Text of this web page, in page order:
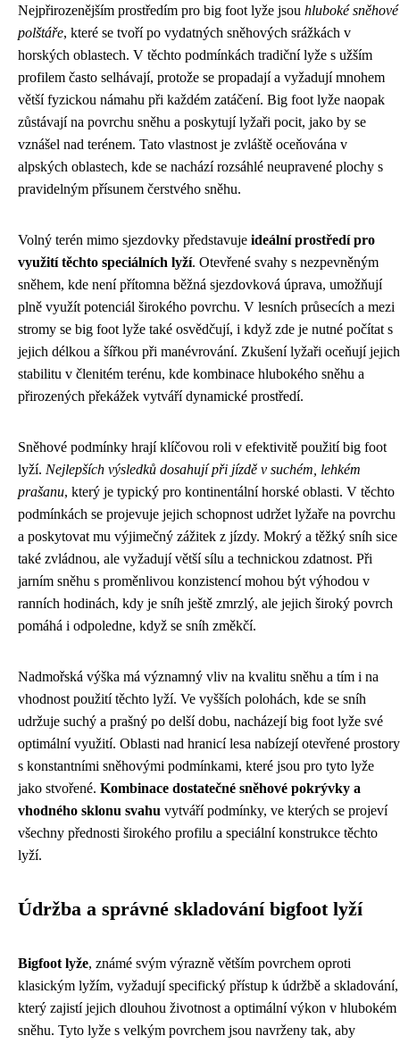
Nejpřirozenějším prostředím pro big foot lyže jsou hluboké sněhové
polštáře, které se tvoří po vydatných sněhových srážkách v
horských oblastech. V těchto podmínkách tradiční lyže s užším
profilem často selhávají, protože se propadají a vyžadují mnohem
větší fyzickou námahu při každém zatáčení. Big foot lyže naopak
zůstávají na povrchu sněhu a poskytují lyžaři pocit, jako by se
vznášel nad terénem. Tato vlastnost je zvláště oceňována v
alpských oblastech, kde se nachází rozsáhlé neupravené plochy s
pravidelným přísunem čerstvého sněhu.
Volný terén mimo sjezdovky představuje ideální prostředí pro
využití těchto speciálních lyží. Otevřené svahy s nezpevněným
sněhem, kde není přítomna běžná sjezdovková úprava, umožňují
plně využít potenciál širokého povrchu. V lesních průsecích a mezi
stromy se big foot lyže také osvědčují, i když zde je nutné počítat s
jejich délkou a šířkou při manévrování. Zkušení lyžaři oceňují jejich
stabilitu v členitém terénu, kde kombinace hlubokého sněhu a
přirozených překážek vytváří dynamické prostředí.
Sněhové podmínky hrají klíčovou roli v efektivitě použití big foot
lyží. Nejlepších výsledků dosahují při jízdě v suchém, lehkém
prašanu, který je typický pro kontinentální horské oblasti. V těchto
podmínkách se projevuje jejich schopnost udržet lyžaře na povrchu
a poskytovat mu výjimečný zážitek z jízdy. Mokrý a těžký sníh sice
také zvládnou, ale vyžadují větší sílu a technickou zdatnost. Při
jarním sněhu s proměnlivou konzistencí mohou být výhodou v
ranních hodinách, kdy je sníh ještě zmrzlý, ale jejich široký povrch
pomáhá i odpoledne, když se sníh změkčí.
Nadmořská výška má významný vliv na kvalitu sněhu a tím i na
vhodnost použití těchto lyží. Ve vyšších polohách, kde se sníh
udržuje suchý a prašný po delší dobu, nacházejí big foot lyže své
optimální využití. Oblasti nad hranicí lesa nabízejí otevřené prostory
s konstantními sněhovými podmínkami, které jsou pro tyto lyže
jako stvořené. Kombinace dostatečné sněhové pokrývky a
vhodného sklonu svahu vytváří podmínky, ve kterých se projeví
všechny přednosti širokého profilu a speciální konstrukce těchto
lyží.
Údržba a správné skladování bigfoot lyží
Bigfoot lyže, známé svým výrazně větším povrchem oproti
klasickým lyžím, vyžadují specifický přístup k údržbě a skladování,
který zajistí jejich dlouhou životnost a optimální výkon v hlubokém
sněhu. Tyto lyže s velkým povrchem jsou navrženy tak, aby